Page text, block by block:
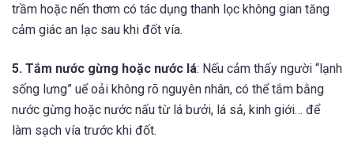
trầm hoặc nến thơm có tác dụng thanh lọc không gian tăng
cảm giác an lạc sau khi đốt vía.
5. Tắm nước gừng hoặc nước lá: Nếu cảm thấy người “lạnh
sống lưng” uể oải không rõ nguyên nhân, có thể tắm bằng
nước gừng hoặc nước nấu từ lá bưởi, lá sả, kinh giới… để
làm sạch vía trước khi đốt.